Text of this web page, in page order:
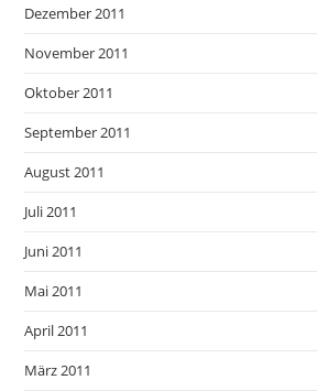
Dezember 2011
November 2011
Oktober 2011
September 2011
August 2011
Juli 2011
Juni 2011
Mai 2011
April 2011
März 2011